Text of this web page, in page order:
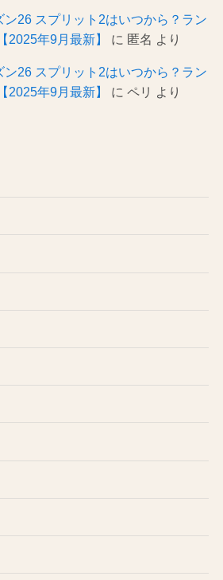
26 スプリット2はいつから？ラン
2025年9月最新】
に 匿名 より
26 スプリット2はいつから？ラン
2025年9月最新】
に ペリ より